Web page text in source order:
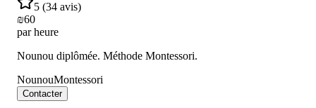
5 (34 avis)
₪60
par heure
Nounou diplômée. Méthode Montessori.
NounouMontessori
Contacter